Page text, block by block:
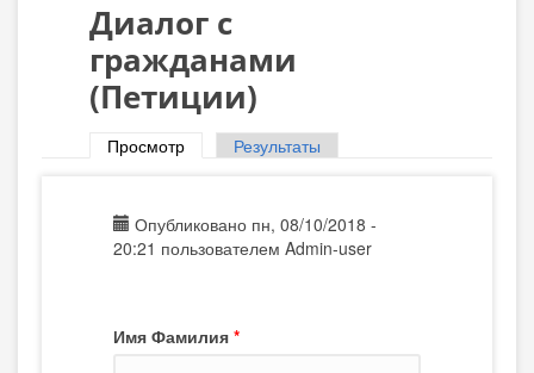
Диалог с
гражданами
(Петиции)
Просмотр (активная вкладка)
Результаты
Опубликовано пн, 08/10/2018 -
20:21 пользователем Admin-user
Имя Фамилия *